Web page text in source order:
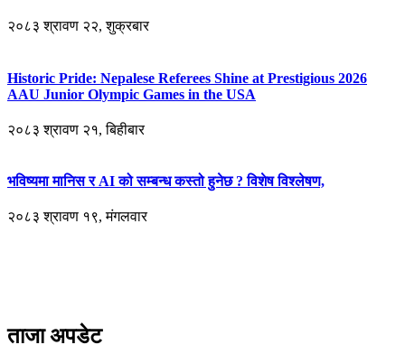
२०८३ श्रावण २२, शुक्रबार
Historic Pride: Nepalese Referees Shine at Prestigious 2026
AAU Junior Olympic Games in the USA
२०८३ श्रावण २१, बिहीबार
भविष्यमा मानिस र AI को सम्बन्ध कस्तो हुनेछ ? विशेष विश्लेषण,
२०८३ श्रावण १९, मंगलवार
ताजा अपडेट